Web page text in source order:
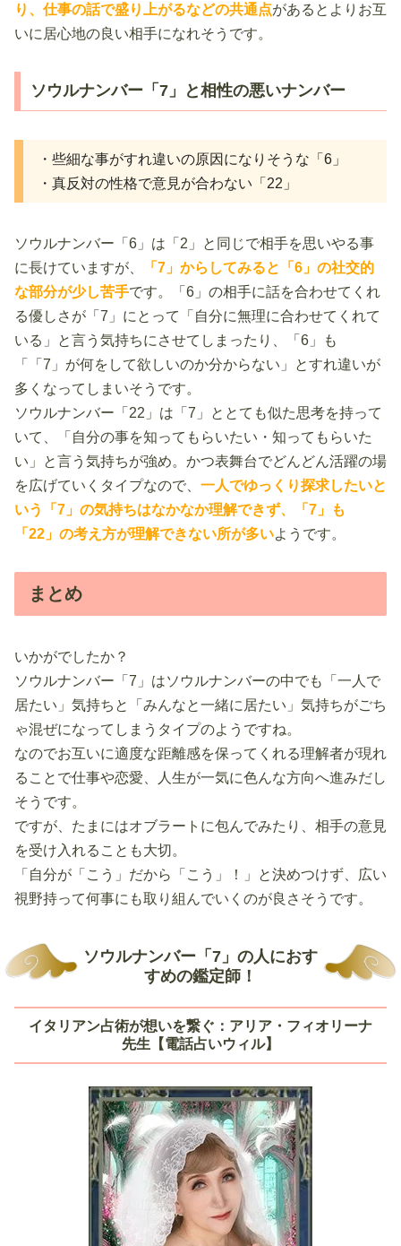
り、仕事の話で盛り上がるなどの共通点があるとよりお互
いに居心地の良い相手になれそうです。
ソウルナンバー「7」と相性の悪いナンバー
・些細な事がすれ違いの原因になりそうな「6」
・真反対の性格で意見が合わない「22」
ソウルナンバー「6」は「2」と同じで相手を思いやる事
に長けていますが、
「7」からしてみると「6」の社交的
な部分が少し苦手です。「6」の相手に話を合わせてくれ
る優しさが「7」にとって「自分に無理に合わせてくれて
いる」と言う気持ちにさせてしまったり、「6」も
「「7」が何をして欲しいのか分からない」とすれ違いが
多くなってしまいそうです。
ソウルナンバー「22」は「7」ととても似た思考を持って
いて、「自分の事を知ってもらいたい・知ってもらいた
い」と言う気持ちが強め。かつ表舞台でどんどん活躍の場
を広げていくタイプなので、 一人でゆっくり探求したいと
いう「7」の気持ちはなかなか理解できず、「7」も
「22」の考え方が理解できない所が多いようです。
まとめ
いかがでしたか？
ソウルナンバー「7」はソウルナンバーの中でも「一人で
居たい」気持ちと「みんなと一緒に居たい」気持ちがごち
ゃ混ぜになってしまうタイプのようですね。
なのでお互いに適度な距離感を保ってくれる理解者が現れ
ることで仕事や恋愛、人生が一気に色んな方向へ進みだし
そうです。
ですが、たまにはオブラートに包んでみたり、相手の意見
を受け入れることも大切。
「自分が「こう」だから「こう」！」と決めつけず、広い
視野持って何事にも取り組んでいくのが良さそうです。
ソウルナンバー「7」の人におす
すめの鑑定師！
イタリアン占術が想いを繋ぐ：アリア・フィオリーナ
先生【電話占いウィル】